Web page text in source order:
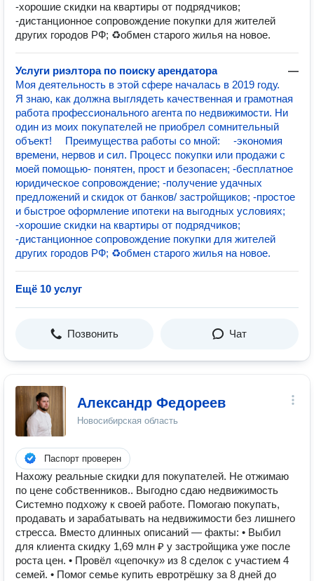
-хорошие скидки на квартиры от подрядчиков;
-дистанционное сопровождение покупки для жителей
других городов РФ; ♻обмен старого жилья на новое.
Услуги риэлтора по поиску арендатора
—
Моя деятельность в этой сфере началась в 2019 году. ⠀
Я знаю, как должна выглядеть качественная и грамотная
работа профессионального агента по недвижимости. Ни
один из моих покупателей не приобрел сомнительный
объект! ⠀ Преимущества работы со мной: ⠀ -экономия
времени, нервов и сил. Процесс покупки или продажи с
моей помощью- понятен, прост и безопасен; -бесплатное
юридическое сопровождение; -получение удачных
предложений и скидок от банков/ застройщиков; -простое
и быстрое оформление ипотеки на выгодных условиях;
-хорошие скидки на квартиры от подрядчиков;
-дистанционное сопровождение покупки для жителей
других городов РФ; ♻обмен старого жилья на новое.
Ещё 10 услуг
Позвонить Чат
Александр Федореев
Новосибирская область
Паспорт проверен
Нахожу реальные скидки для покупателей. Не отжимаю
по цене собственников.. Выгодно сдаю недвижимость
Системно подхожу к своей работе. Помогаю покупать,
продавать и зарабатывать на недвижимости без лишнего
стресса. Вместо длинных описаний — факты: • Выбил
для клиента скидку 1,69 млн ₽ у застройщика уже после
роста цен. • Провёл «цепочку» из 8 сделок с участием 4
семей. • Помог семье купить евротрёшку за 8 дней до